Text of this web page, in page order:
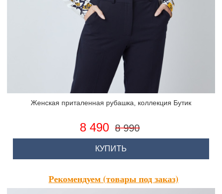
Женская приталенная рубашка, коллекция Бутик
8 490 8 990
КУПИТЬ
Рекомендуем (товары под заказ)